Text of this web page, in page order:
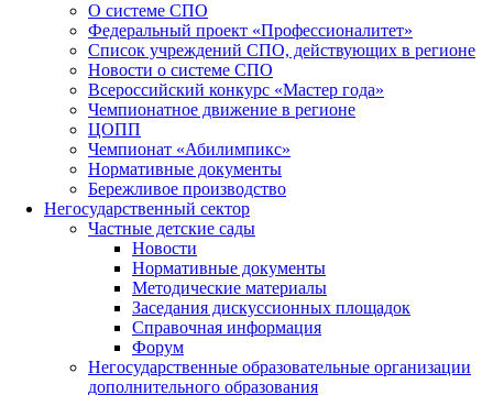
О системе СПО
Федеральный проект «Профессионалитет»
Список учреждений СПО, действующих в регионе
Новости о системе СПО
Всероссийский конкурс «Мастер года»
Чемпионатное движение в регионе
ЦОПП
Чемпионат «Абилимпикс»
Нормативные документы
Бережливое производство
Негосударственный сектор
Частные детские сады
Новости
Нормативные документы
Методические материалы
Заседания дискуссионных площадок
Справочная информация
Форум
Негосударственные образовательные организации
дополнительного образования